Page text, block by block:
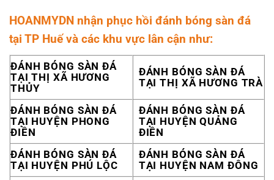
HOANMYDN nhận phục hồi đánh bóng sàn đá
tại TP Huế và các khu vực lân cận như:
ĐÁNH BÓNG SÀN ĐÁ
TẠI THỊ XÃ HƯƠNG
THỦY
ĐÁNH BÓNG SÀN ĐÁ
TẠI THỊ XÃ HƯƠNG TRÀ
ĐÁNH BÓNG SÀN ĐÁ
TẠI HUYỆN PHONG
ĐIỀN
ĐÁNH BÓNG SÀN ĐÁ
TẠI HUYỆN QUẢNG
ĐIỀN
ĐÁNH BÓNG SÀN ĐÁ
TẠI HUYỆN PHÚ LỘC
ĐÁNH BÓNG SÀN ĐÁ
TẠI HUYỆN NAM ĐÔNG